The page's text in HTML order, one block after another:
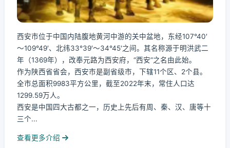
西安市位于中国内陆腹地黄河中游的关中盆地，东经107°40′
～109°49′、北纬33°39′～34°45′之间。其名称源于明洪武二
年（1369年），改奉元路为西安府，“西安”之名由此始。
作为陕西省省会，西安市是副省级市，下辖11个区、2个县。
全市总面积9983平方公里，截至2022年末，常住人口达
1299.59万人。
西安是中国四大古都之一，历史上先后有周、秦、汉、唐等十
三个...
查看更多介绍